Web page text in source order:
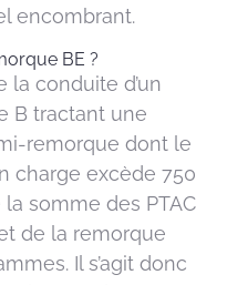
encombrant.
BE ?
la conduite d’un
B tractant une
remorque dont le
charge excède 750
somme des PTAC
de la remorque
Il s’agit donc